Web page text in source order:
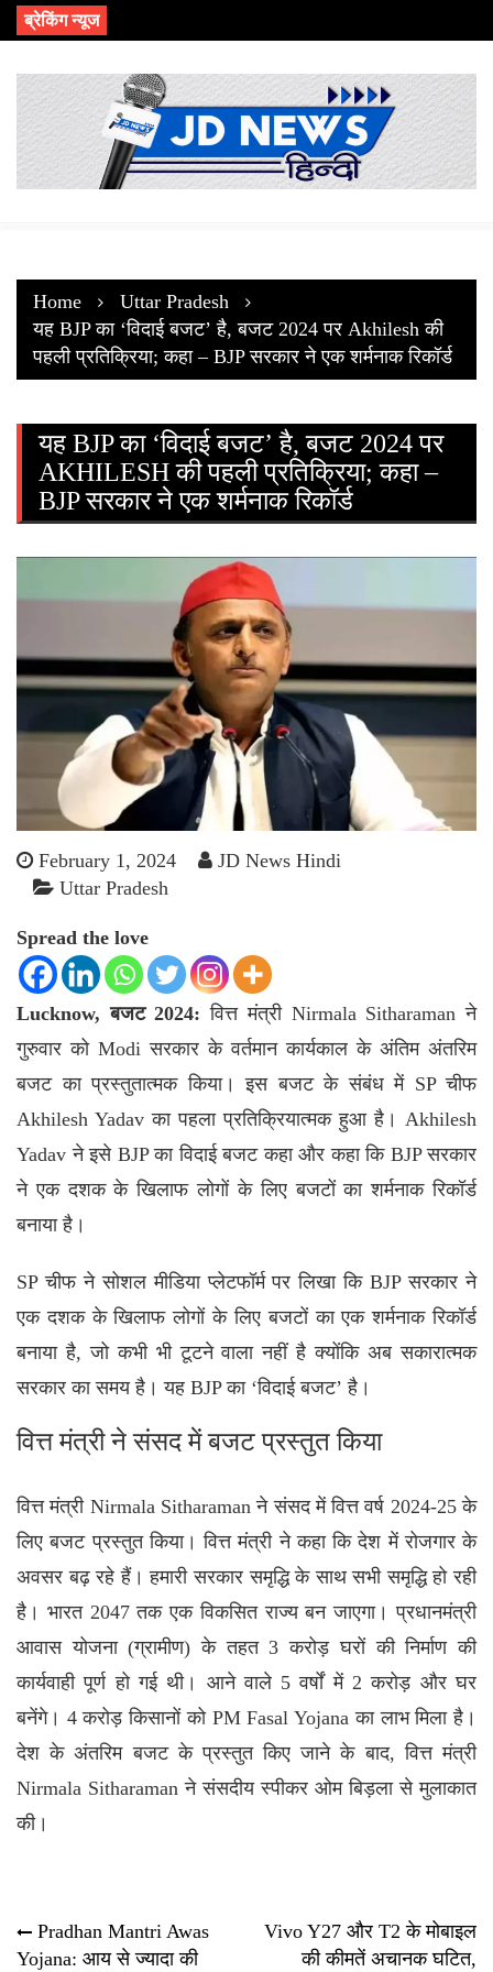
Skip
to
ब्रेकिंग न्यूज
Home
Uttar Pradesh
यह BJP का ‘विदाई बजट’ है, बजट 2024 पर Akhilesh की
पहली प्रतिक्रिया; कहा – BJP सरकार ने एक शर्मनाक रिकॉर्ड
यह BJP का ‘विदाई बजट’ है, बजट 2024 पर
AKHILESH की पहली प्रतिक्रिया; कहा –
BJP सरकार ने एक शर्मनाक रिकॉर्ड
February 1, 2024
JD News Hindi
Uttar Pradesh
Spread the love
Lucknow, बजट 2024: वित्त मंत्री Nirmala Sitharaman ने
गुरुवार को Modi सरकार के वर्तमान कार्यकाल के अंतिम अंतरिम
बजट का प्रस्तुतात्मक किया। इस बजट के संबंध में SP चीफ
Akhilesh Yadav का पहला प्रतिक्रियात्मक हुआ है। Akhilesh
Yadav ने इसे BJP का विदाई बजट कहा और कहा कि BJP सरकार
ने एक दशक के खिलाफ लोगों के लिए बजटों का शर्मनाक रिकॉर्ड
बनाया है।
SP चीफ ने सोशल मीडिया प्लेटफॉर्म पर लिखा कि BJP सरकार ने
एक दशक के खिलाफ लोगों के लिए बजटों का एक शर्मनाक रिकॉर्ड
बनाया है, जो कभी भी टूटने वाला नहीं है क्योंकि अब सकारात्मक
सरकार का समय है। यह BJP का ‘विदाई बजट’ है।
वित्त मंत्री ने संसद में बजट प्रस्तुत किया
वित्त मंत्री Nirmala Sitharaman ने संसद में वित्त वर्ष 2024-25 के
लिए बजट प्रस्तुत किया। वित्त मंत्री ने कहा कि देश में रोजगार के
अवसर बढ़ रहे हैं। हमारी सरकार समृद्धि के साथ सभी समृद्धि हो रही
है। भारत 2047 तक एक विकसित राज्य बन जाएगा। प्रधानमंत्री
आवास योजना (ग्रामीण) के तहत 3 करोड़ घरों की निर्माण की
कार्यवाही पूर्ण हो गई थी। आने वाले 5 वर्षों में 2 करोड़ और घर
बनेंगे। 4 करोड़ किसानों को PM Fasal Yojana का लाभ मिला है।
देश के अंतरिम बजट के प्रस्तुत किए जाने के बाद, वित्त मंत्री
Nirmala Sitharaman ने संसदीय स्पीकर ओम बिड़ला से मुलाकात
की।
Post
Pradhan Mantri Awas
Yojana: आय से ज्यादा की
Vivo Y27 और T2 के मोबाइल
की कीमतें अचानक घटित,